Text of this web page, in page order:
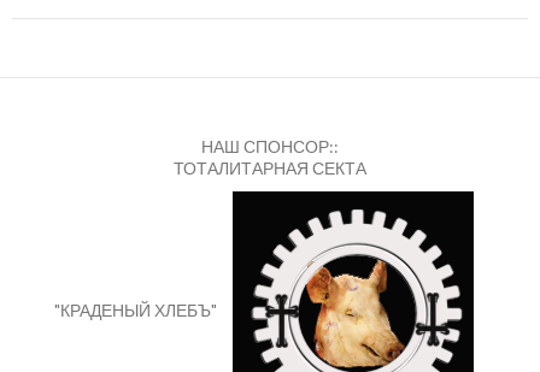
НАШ СПОНСОР::
ТОТАЛИТАРНАЯ СЕКТА
"КРАДЕНЫЙ ХЛЕБЪ"